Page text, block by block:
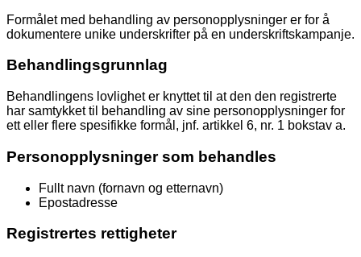
Formålet med behandling av personopplysninger er for å
dokumentere unike underskrifter på en underskriftskampanje.
Behandlingsgrunnlag
Behandlingens lovlighet er knyttet til at den den registrerte
har samtykket til behandling av sine personopplysninger for
ett eller flere spesifikke formål, jnf. artikkel 6, nr. 1 bokstav a.
Personopplysninger som behandles
Fullt navn (fornavn og etternavn)
Epostadresse
Registrertes rettigheter